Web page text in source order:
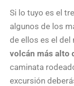
Si lo tuyo es el
algunos de los
de ellos es el del
volcán más alto
caminata
excursión